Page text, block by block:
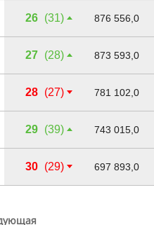
26 (31) 876 556,0
27 (28) 873 593,0
28 (27) 781 102,0
29 (39) 743 015,0
30 (29) 697 893,0